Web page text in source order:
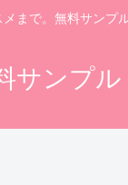
まで。無料サンプ
サンプル